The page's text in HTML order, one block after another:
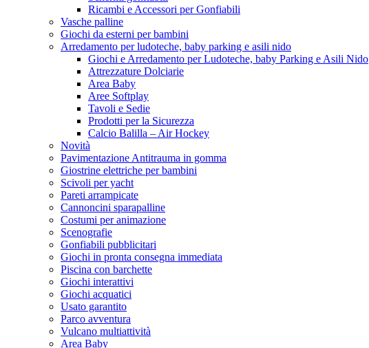
Ricambi e Accessori per Gonfiabili
Vasche palline
Giochi da esterni per bambini
Arredamento per ludoteche, baby parking e asili nido
Giochi e Arredamento per Ludoteche, baby Parking e Asili Nido
Attrezzature Dolciarie
Area Baby
Aree Softplay
Tavoli e Sedie
Prodotti per la Sicurezza
Calcio Balilla – Air Hockey
Novità
Pavimentazione Antitrauma in gomma
Giostrine elettriche per bambini
Scivoli per yacht
Pareti arrampicate
Cannoncini sparapalline
Costumi per animazione
Scenografie
Gonfiabili pubblicitari
Giochi in pronta consegna immediata
Piscina con barchette
Giochi interattivi
Giochi acquatici
Usato garantito
Parco avventura
Vulcano multiattività
Area Baby